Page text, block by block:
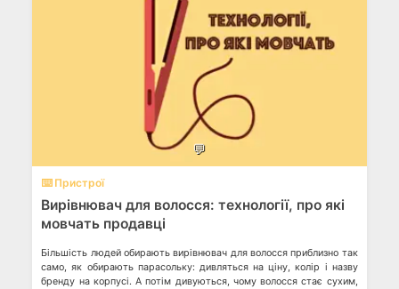
💬
⌨️ Пристрої
Вирівнювач для волосся: технології, про які
мовчать продавці
Більшість людей обирають вирівнювач для волосся приблизно так
само, як обирають парасольку: дивляться на ціну, колір і назву
бренду на корпусі. А потім дивуються, чому волосся стає сухим,